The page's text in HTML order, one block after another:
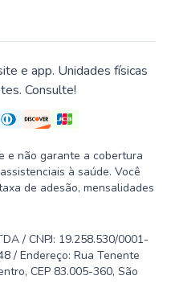
e app. Unidades físicas
Consulte!
e não garante a cobertura
à saúde. Você
de adesão, mensalidades
/ CNPJ: 19.258.530/0001-
/ Endereço: Rua Tenente
CEP 83.005-360, São